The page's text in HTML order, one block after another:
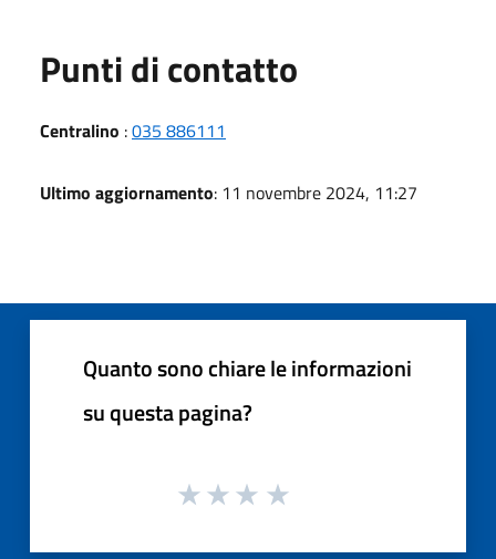
Punti di contatto
Centralino :035 886111
Ultimo aggiornamento: 11 novembre 2024, 11:27
Quanto sono chiare le informazioni
su questa pagina?